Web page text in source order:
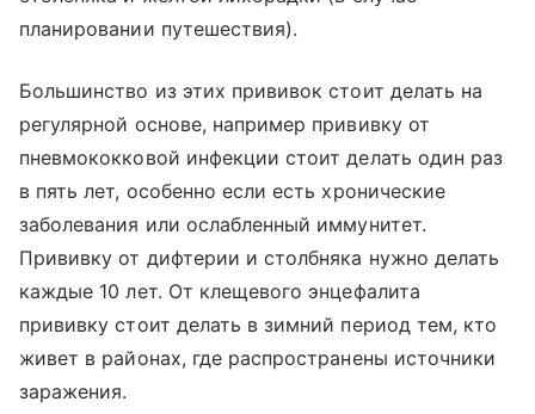
планировании путешествия).
Большинство из этих прививок стоит делать на
регулярной основе, например прививку от
пневмококковой инфекции стоит делать один раз
в пять лет, особенно если есть хронические
заболевания или ослабленный иммунитет.
Прививку от дифтерии и столбняка нужно делать
каждые 10 лет. От клещевого энцефалита
прививку стоит делать в зимний период тем, кто
живет в районах, где распространены источники
заражения.